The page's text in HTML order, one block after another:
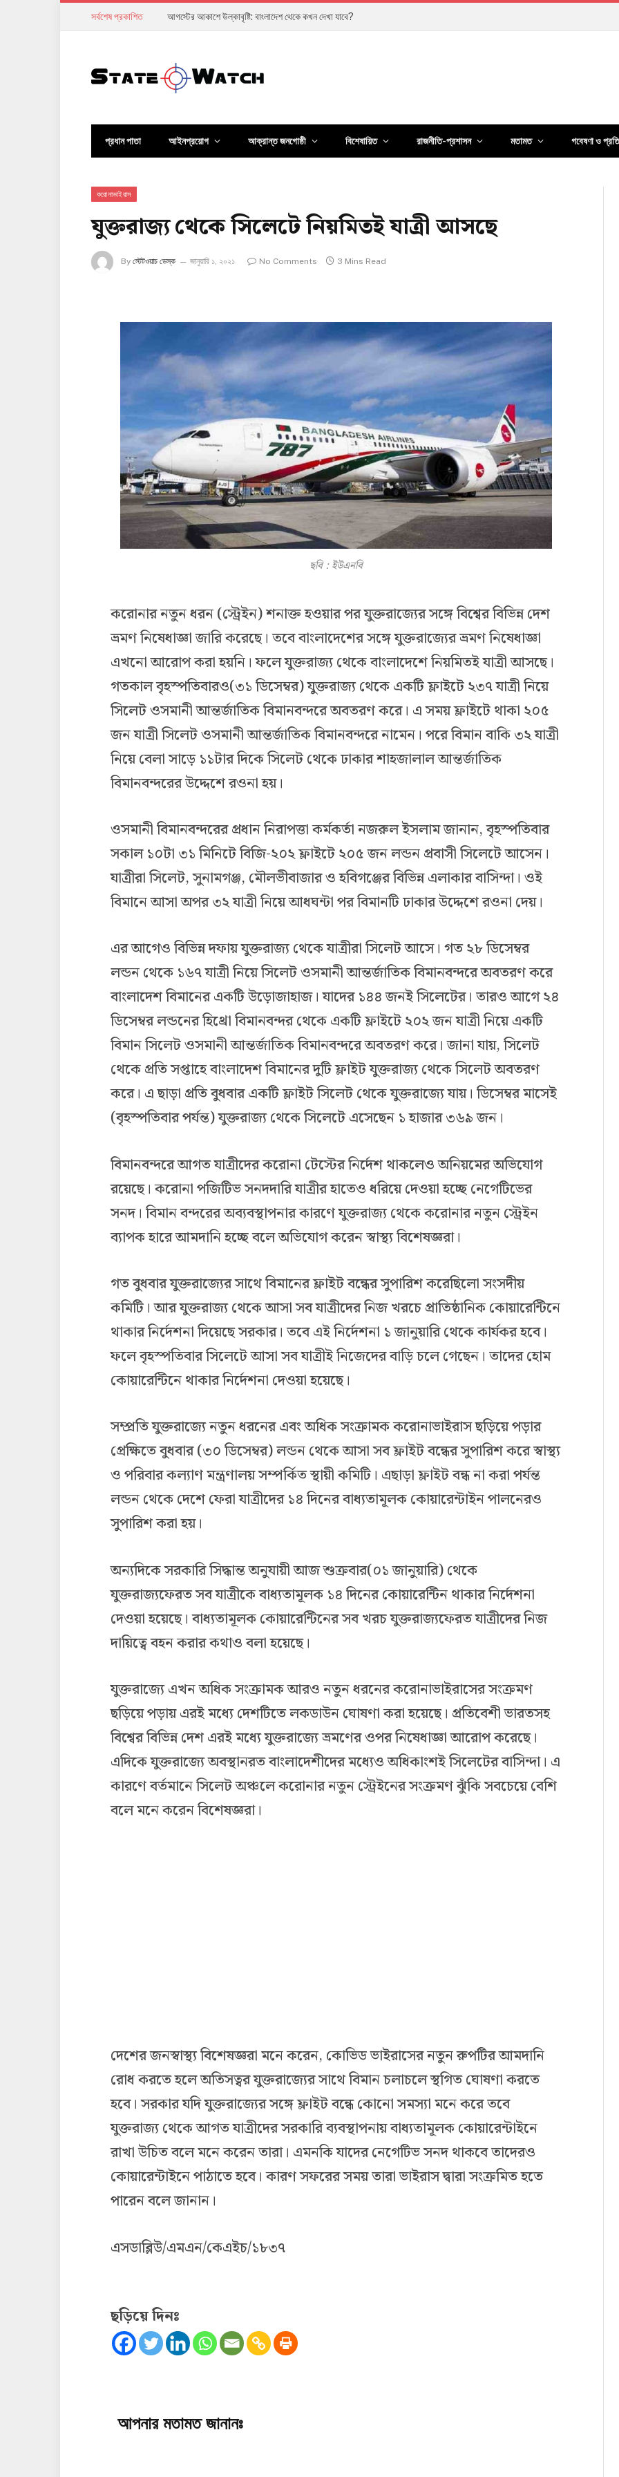
সর্বশেষ প্রকাশিত আগস্টের আকাশে উল্কাবৃষ্টি: বাংলাদেশ থেকে কখন দেখা যাবে?
প্রধান পাতা আইনপ্রয়োগ আক্রান্ত জনগোষ্ঠী বিশেষায়িত রাজনীতি-প্রশাসন মতামত গবেষণা ও
করোনাভাইরাস
যুক্তরাজ্য থেকে সিলেটে নিয়মিতই যাত্রী আসছে
By স্টেটওয়াচ ডেস্ক জানুয়ারি ১, ২০২১ No Comments 3 Mins Read
ছবি : ইউএনবি
করোনার নতুন ধরন (স্ট্রেইন) শনাক্ত হওয়ার পর যুক্তরাজ্যের সঙ্গে বিশ্বের বিভিন্ন দেশ
ভ্রমণ নিষেধাজ্ঞা জারি করেছে। তবে বাংলাদেশের সঙ্গে যুক্তরাজ্যের ভ্রমণ নিষেধাজ্ঞা
এখনো আরোপ করা হয়নি। ফলে যুক্তরাজ্য থেকে বাংলাদেশে নিয়মিতই যাত্রী আসছে।
গতকাল বৃহস্পতিবারও(৩১ ডিসেম্বর) যুক্তরাজ্য থেকে একটি ফ্লাইটে ২৩৭ যাত্রী নিয়ে
সিলেট ওসমানী আন্তর্জাতিক বিমানবন্দরে অবতরণ করে। এ সময় ফ্লাইটে থাকা ২০৫
জন যাত্রী সিলেট ওসমানী আন্তর্জাতিক বিমানবন্দরে নামেন। পরে বিমান বাকি ৩২ যাত্রী
নিয়ে বেলা সাড়ে ১১টার দিকে সিলেট থেকে ঢাকার শাহজালাল আন্তর্জাতিক
বিমানবন্দরের উদ্দেশে রওনা হয়।
ওসমানী বিমানবন্দরের প্রধান নিরাপত্তা কর্মকর্তা নজরুল ইসলাম জানান, বৃহস্পতিবার
সকাল ১০টা ৩১ মিনিটে বিজি-২০২ ফ্লাইটে ২০৫ জন লন্ডন প্রবাসী সিলেটে আসেন।
যাত্রীরা সিলেট, সুনামগঞ্জ, মৌলভীবাজার ও হবিগঞ্জের বিভিন্ন এলাকার বাসিন্দা। ওই
বিমানে আসা অপর ৩২ যাত্রী নিয়ে আধঘন্টা পর বিমানটি ঢাকার উদ্দেশে রওনা দেয়।
এর আগেও বিভিন্ন দফায় যুক্তরাজ্য থেকে যাত্রীরা সিলেট আসে। গত ২৮ ডিসেম্বর
লন্ডন থেকে ১৬৭ যাত্রী নিয়ে সিলেট ওসমানী আন্তর্জাতিক বিমানবন্দরে অবতরণ করে
বাংলাদেশ বিমানের একটি উড়োজাহাজ। যাদের ১৪৪ জনই সিলেটের। তারও আগে ২৪
ডিসেম্বর লন্ডনের হিথ্রো বিমানবন্দর থেকে একটি ফ্লাইটে ২০২ জন যাত্রী নিয়ে একটি
বিমান সিলেট ওসমানী আন্তর্জাতিক বিমানবন্দরে অবতরণ করে। জানা যায়, সিলেট
থেকে প্রতি সপ্তাহে বাংলাদেশ বিমানের দুটি ফ্লাইট যুক্তরাজ্য থেকে সিলেট অবতরণ
করে। এ ছাড়া প্রতি বুধবার একটি ফ্লাইট সিলেট থেকে যুক্তরাজ্যে যায়। ডিসেম্বর মাসেই
(বৃহস্পতিবার পর্যন্ত) যুক্তরাজ্য থেকে সিলেটে এসেছেন ১ হাজার ৩৬৯ জন।
বিমানবন্দরে আগত যাত্রীদের করোনা টেস্টের নির্দেশ থাকলেও অনিয়মের অভিযোগ
রয়েছে। করোনা পজিটিভ সনদদারি যাত্রীর হাতেও ধরিয়ে দেওয়া হচ্ছে নেগেটিভের
সনদ। বিমান বন্দরের অব্যবস্থাপনার কারণে যুক্তরাজ্য থেকে করোনার নতুন স্ট্রেইন
ব্যাপক হারে আমদানি হচ্ছে বলে অভিযোগ করেন স্বাস্থ্য বিশেষজ্ঞরা।
গত বুধবার যুক্তরাজ্যের সাথে বিমানের ফ্লাইট বন্ধের সুপারিশ করেছিলো সংসদীয়
কমিটি। আর যুক্তরাজ্য থেকে আসা সব যাত্রীদের নিজ খরচে প্রাতিষ্ঠানিক কোয়ারেন্টিনে
থাকার নির্দেশনা দিয়েছে সরকার। তবে এই নির্দেশনা ১ জানুয়ারি থেকে কার্যকর হবে।
ফলে বৃহস্পতিবার সিলেটে আসা সব যাত্রীই নিজেদের বাড়ি চলে গেছেন। তাদের হোম
কোয়ারেন্টিনে থাকার নির্দেশনা দেওয়া হয়েছে।
সম্প্রতি যুক্তরাজ্যে নতুন ধরনের এবং অধিক সংক্রামক করোনাভাইরাস ছড়িয়ে পড়ার
প্রেক্ষিতে বুধবার (৩০ ডিসেম্বর) লন্ডন থেকে আসা সব ফ্লাইট বন্ধের সুপারিশ করে স্বাস্থ্য
ও পরিবার কল্যাণ মন্ত্রণালয় সম্পর্কিত স্থায়ী কমিটি। এছাড়া ফ্লাইট বন্ধ না করা পর্যন্ত
লন্ডন থেকে দেশে ফেরা যাত্রীদের ১৪ দিনের বাধ্যতামূলক কোয়ারেন্টাইন পালনেরও
সুপারিশ করা হয়।
অন্যদিকে সরকারি সিদ্ধান্ত অনুযায়ী আজ শুক্রবার(০১ জানুয়ারি) থেকে
যুক্তরাজ্যফেরত সব যাত্রীকে বাধ্যতামূলক ১৪ দিনের কোয়ারেন্টিন থাকার নির্দেশনা
দেওয়া হয়েছে। বাধ্যতামূলক কোয়ারেন্টিনের সব খরচ যুক্তরাজ্যফেরত যাত্রীদের নিজ
দায়িত্বে বহন করার কথাও বলা হয়েছে।
যুক্তরাজ্যে এখন অধিক সংক্রামক আরও নতুন ধরনের করোনাভাইরাসের সংক্রমণ
ছড়িয়ে পড়ায় এরই মধ্যে দেশটিতে লকডাউন ঘোষণা করা হয়েছে। প্রতিবেশী ভারতসহ
বিশ্বের বিভিন্ন দেশ এরই মধ্যে যুক্তরাজ্যে ভ্রমণের ওপর নিষেধাজ্ঞা আরোপ করেছে।
এদিকে যুক্তরাজ্যে অবস্থানরত বাংলাদেশীদের মধ্যেও অধিকাংশই সিলেটের বাসিন্দা। এ
কারণে বর্তমানে সিলেট অঞ্চলে করোনার নতুন স্ট্রেইনের সংক্রমণ ঝুঁকি সবচেয়ে বেশি
বলে মনে করেন বিশেষজ্ঞরা।
দেশের জনস্বাস্থ্য বিশেষজ্ঞরা মনে করেন, কোভিড ভাইরাসের নতুন রুপটির আমদানি
রোধ করতে হলে অতিসত্বর যুক্তরাজ্যের সাথে বিমান চলাচলে স্থগিত ঘোষণা করতে
হবে। সরকার যদি যুক্তরাজ্যের সঙ্গে ফ্লাইট বন্ধে কোনো সমস্যা মনে করে তবে
যুক্তরাজ্য থেকে আগত যাত্রীদের সরকারি ব্যবস্থাপনায় বাধ্যতামূলক কোয়ারেন্টাইনে
রাখা উচিত বলে মনে করেন তারা। এমনকি যাদের নেগেটিভ সনদ থাকবে তাদেরও
কোয়ারেন্টাইনে পাঠাতে হবে। কারণ সফরের সময় তারা ভাইরাস দ্বারা সংক্রমিত হতে
পারেন বলে জানান।
এসডাব্লিউ/এমএন/কেএইচ/১৮৩৭
ছড়িয়ে দিনঃ
আপনার মতামত জানানঃ